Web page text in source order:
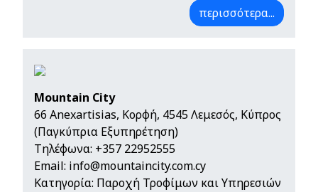
περισσότερα...
Mountain City
66 Anexartisias, Κορφή, 4545 Λεμεσός, Κύπρος
(Παγκύπρια Εξυπηρέτηση)
Τηλέφωνα: +357 22952555
Email: info@mountaincity.com.cy
Κατηγορία: Παροχή Τροφίμων και Υπηρεσιών